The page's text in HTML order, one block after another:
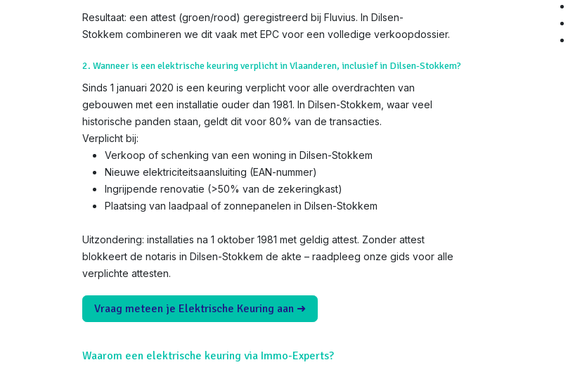
Resultaat: een attest (groen/rood) geregistreerd bij Fluvius. In Dilsen-
Stokkem combineren we dit vaak met EPC voor een volledige verkoopdossier.
2. Wanneer is een elektrische keuring verplicht in Vlaanderen, inclusief in Dilsen-Stokkem?
Sinds 1 januari 2020 is een keuring verplicht voor alle overdrachten van
gebouwen met een installatie ouder dan 1981. In Dilsen-Stokkem, waar veel
historische panden staan, geldt dit voor 80% van de transacties.
Verplicht bij:
Verkoop of schenking van een woning in Dilsen-Stokkem
Nieuwe elektriciteitsaansluiting (EAN-nummer)
Ingrijpende renovatie (>50% van de zekeringkast)
Plaatsing van laadpaal of zonnepanelen in Dilsen-Stokkem
Uitzondering: installaties na 1 oktober 1981 met geldig attest. Zonder attest
blokkeert de notaris in Dilsen-Stokkem de akte – raadpleeg onze gids voor alle
verplichte attesten.
Vraag meteen je Elektrische Keuring aan ➜
Waarom een elektrische keuring via Immo-Experts?